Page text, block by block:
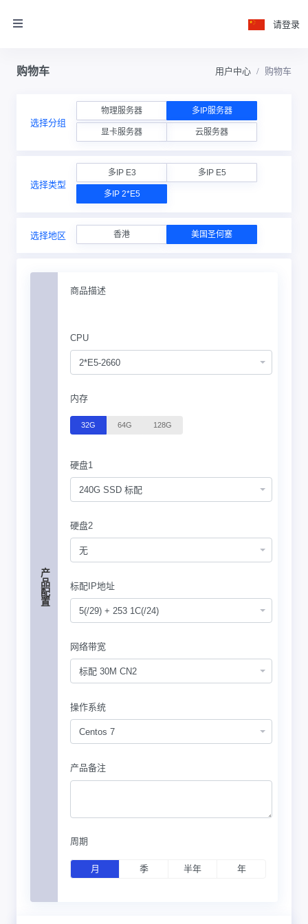
请登录
购物车 用户中心 购物车
选择分组
物理服务器 多IP服务器
显卡服务器 云服务器
选择类型
多IP E3 多IP E5
多IP 2*E5
选择地区 香港 美国圣何塞
产品配置
商品描述
CPU
2*E5-2660
内存
32G 64G 128G
硬盘1
240G SSD 标配
硬盘2
无
标配IP地址
5(/29) + 253 1C(/24)
网络带宽
标配 30M CN2
操作系统
Centos 7
产品备注
周期
月 季 半年 年